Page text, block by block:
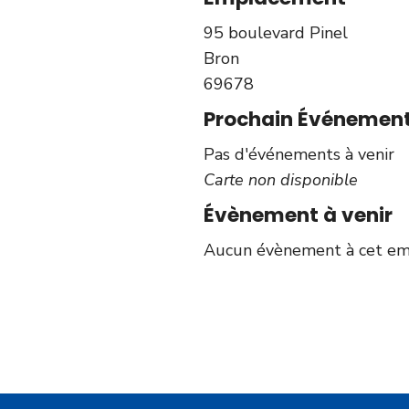
95 boulevard Pinel
Bron
69678
Prochain
Pas d'événements à venir
Carte non disponible
Évènement à venir
Aucun évènement à cet